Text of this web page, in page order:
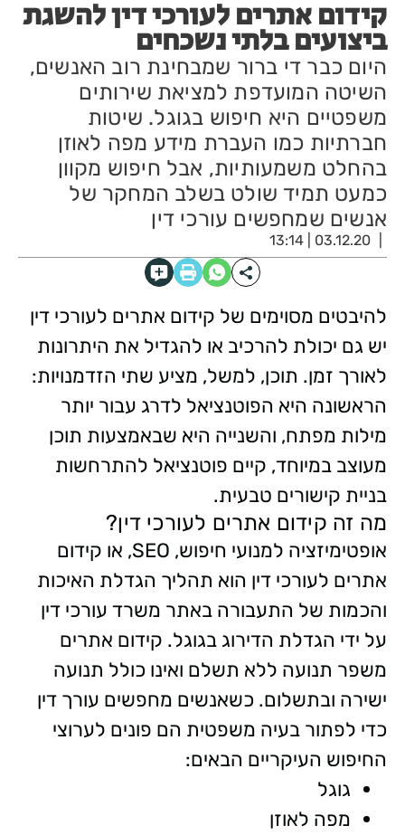
קידום אתרים לעורכי דין להשגת
ביצועים בלתי נשכחים
היום כבר די ברור שמבחינת רוב האנשים,
השיטה המועדפת למציאת שירותים
משפטיים היא חיפוש בגוגל. שיטות
חברתיות כמו העברת מידע מפה לאוזן
בהחלט משמעותיות, אבל חיפוש מקוון
כמעט תמיד שולט בשלב המחקר של
אנשים שמחפשים עורכי דין
03.12.20 | 13:14
להיבטים מסוימים של קידום אתרים לעורכי דין
יש גם יכולת להרכיב או להגדיל את היתרונות
לאורך זמן. תוכן, למשל, מציע שתי הזדמנויות:
הראשונה היא הפוטנציאל לדרג עבור יותר
מילות מפתח, והשנייה היא שבאמצעות תוכן
מעוצב במיוחד, קיים פוטנציאל להתרחשות
בניית קישורים טבעית.
מה זה קידום אתרים לעורכי דין?
אופטימיזציה למנועי חיפוש, SEO, או קידום
אתרים לעורכי דין הוא תהליך הגדלת האיכות
והכמות של התעבורה באתר משרד עורכי דין
על ידי הגדלת הדירוג בגוגל. קידום אתרים
משפר תנועה ללא תשלם ואינו כולל תנועה
ישירה ובתשלום. כשאנשים מחפשים עורך דין
כדי לפתור בעיה משפטית הם פונים לערוצי
החיפוש העיקריים הבאים:
גוגל
מפה לאוזן